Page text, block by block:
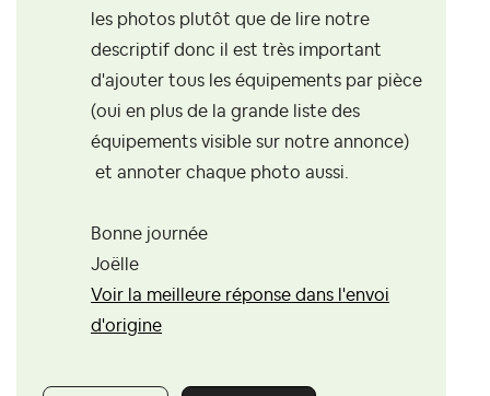
les photos plutôt que de lire notre
descriptif donc il est très important
d'ajouter tous les équipements par pièce
(oui en plus de la grande liste des
équipements visible sur notre annonce)
et annoter chaque photo aussi.
Bonne journée
Joëlle
Voir la meilleure réponse dans l'envoi
d'origine